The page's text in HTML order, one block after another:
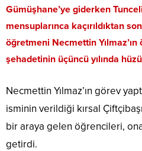
Gümüşhane’ye giderken
mensuplarınca kaçırıldıktan
öğretmeni Necmettin
şehadetinin üçüncü yılında
Necmettin Yılmaz’ın görev
isminin verildiği kırsal
bir araya gelen öğrencileri,
getirdi.